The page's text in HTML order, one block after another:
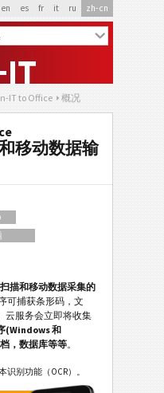
en es fr it ru zh-cn
IT to Office 概况
移动数据输
描和移动数据采集的
可捕获条形码，文
云服务会立即将收集
(Windows 和
，数据库等等。
别功能（OCR）。